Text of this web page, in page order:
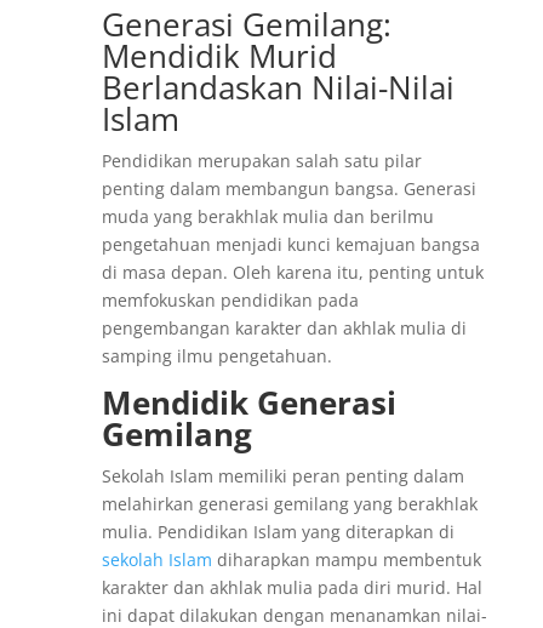
Generasi Gemilang:
Mendidik Murid
Berlandaskan Nilai-Nilai
Islam
Pendidikan merupakan salah satu pilar
penting dalam membangun bangsa. Generasi
muda yang berakhlak mulia dan berilmu
pengetahuan menjadi kunci kemajuan bangsa
di masa depan. Oleh karena itu, penting untuk
memfokuskan pendidikan pada
pengembangan karakter dan akhlak mulia di
samping ilmu pengetahuan.
Mendidik Generasi
Gemilang
Sekolah Islam memiliki peran penting dalam
melahirkan generasi gemilang yang berakhlak
mulia. Pendidikan Islam yang diterapkan di
sekolah Islam diharapkan mampu membentuk
karakter dan akhlak mulia pada diri murid. Hal
ini dapat dilakukan dengan menanamkan nilai-